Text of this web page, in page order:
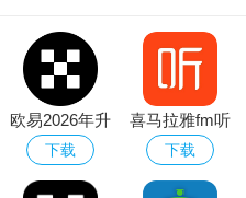
欧易2026年升
级新版本
下载
喜马拉雅fm听
书相声
下载